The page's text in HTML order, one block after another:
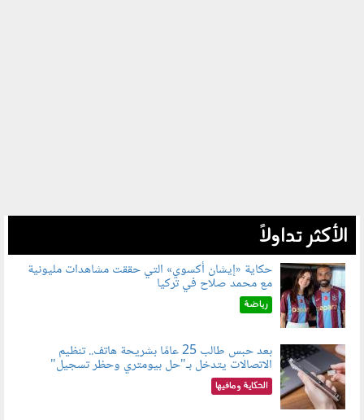
الأكثر تداولاً
080802.jpg
حكاية «إيشان أكسوي» التي حققت مشاهدات مليونية
مع محمد صلاح في تركيا
رياضة
080803.jpg
بعد حبس طالب 25 عامًا بشريحة هاتف.. تنظيم
الاتصالات يتدخل بـ"حل بيومتري وحظر تسجيل"
الحكاية ومافيها